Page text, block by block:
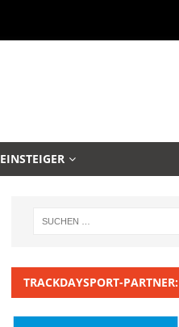
EINSTEIGER
TRACKDAYSPORT-PARTNER: